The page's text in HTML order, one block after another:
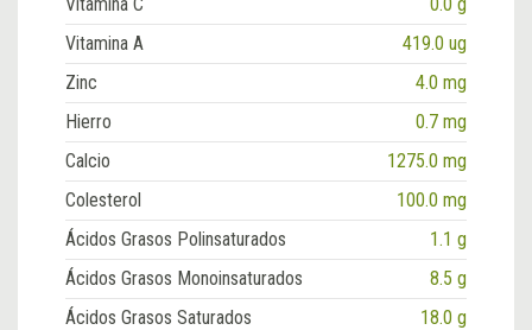
Vitamina A
419.0 ug
Zinc
4.0 mg
Hierro
0.7 mg
Calcio
1275.0 mg
Colesterol
100.0 mg
Ácidos Grasos Polinsaturados
1.1 g
Ácidos Grasos Monoinsaturados
8.5 g
Ácidos Grasos Saturados
18.0 g